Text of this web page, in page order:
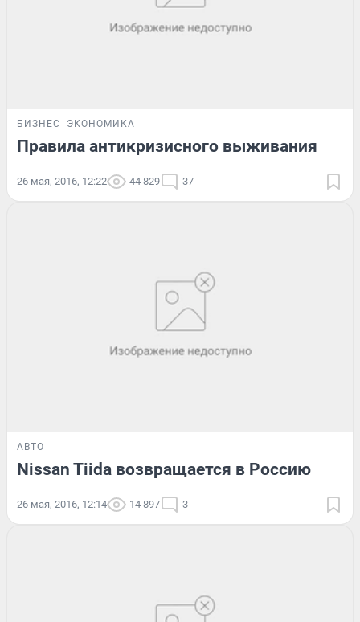
БИЗНЕС ЭКОНОМИКА
Правила антикризисного выживания
26 мая, 2016, 12:22 44 829 37
АВТО
Nissan Tiida возвращается в Россию
26 мая, 2016, 12:14 14 897 3